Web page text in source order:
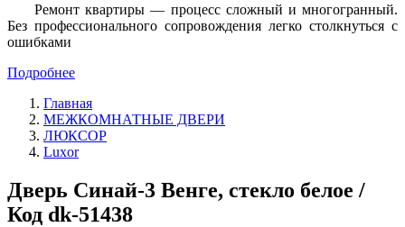
Ремонт квартиры — процесс сложный и многогранный.
Без профессионального сопровождения легко столкнуться с
ошибками
Подробнее
Главная
МЕЖКОМНАТНЫЕ ДВЕРИ
ЛЮКСОР
Luxor
Дверь Синай-3 Венге, стекло белое /
Код dk-51438